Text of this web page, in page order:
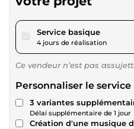
Service basiquepour
4 jours de réalisation
Ce vendeur n’est pas
Personnaliser le service
3 variantes
Délai supplémentaire de 1 jour
Création d'une musique